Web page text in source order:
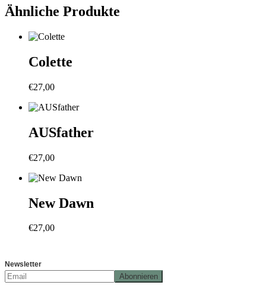
Ähnliche Produkte
Colette
€27,00
AUSfather
€27,00
New Dawn
€27,00
Newsletter